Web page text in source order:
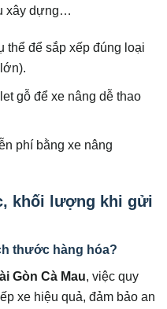
xây dựng…
để sắp xếp đúng loại
gỗ để xe nâng dễ thao
phí bằng xe nâng
khối lượng khi gửi
thước hàng hóa?
Gòn Cà Mau, việc quy
xe hiệu quả, đảm bảo an